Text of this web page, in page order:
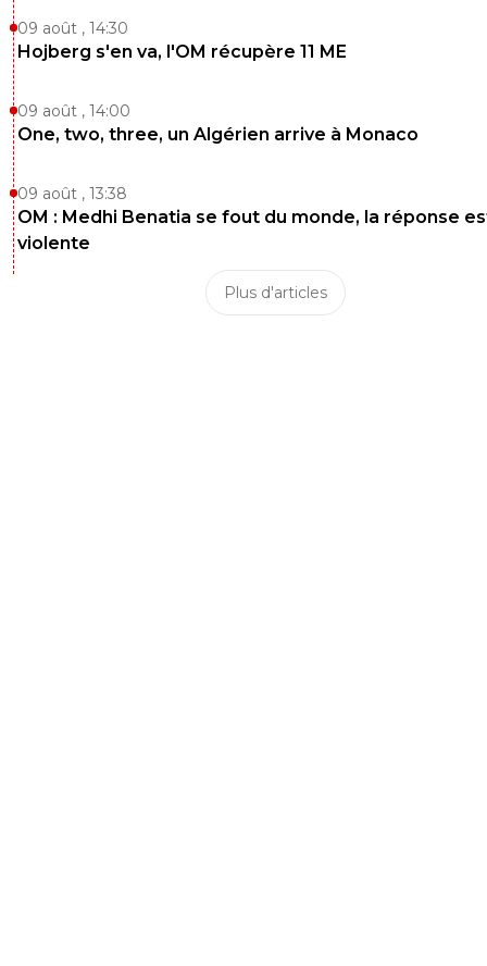
09 août , 14:30
Hojberg s'en va, l'OM récupère 11 ME
09 août , 14:00
One, two, three, un Algérien arrive à Monaco
09 août , 13:38
OM : Medhi Benatia se fout du monde, la réponse
violente
Plus d'articles